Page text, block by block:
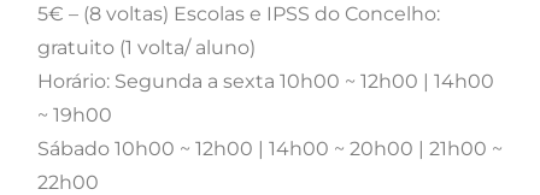
5€ – (8 voltas) Escolas e IPSS do Concelho:
gratuito (1 volta/ aluno)
Horário: Segunda a sexta 10h00 ~ 12h00 | 14h00
~ 19h00
Sábado 10h00 ~ 12h00 | 14h00 ~ 20h00 | 21h00 ~
22h00